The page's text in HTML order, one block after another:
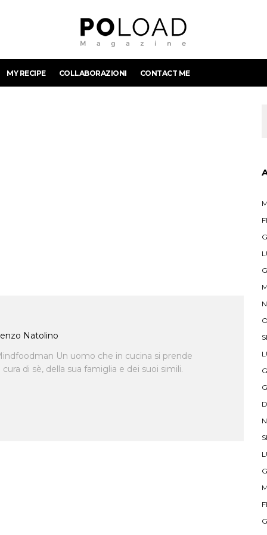
MY RECIPE COLLABORAZIONI CONTACT ME
Natolino
Un uomo che in cucina si prende
di sè, della sua famiglia e dei suoi simili.